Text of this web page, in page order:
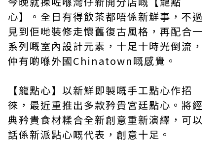
心】。全日有得飲茶都唔係新鮮事，不過
見到佢哋裝修走懷舊復古風格，再配合一
系列嘅室內設計元素，十足十時光倒流，
仲有啲喺外國Chinatown嘅感覺。
【龍點心】以新鮮即製嘅手工點心作招
徠，最近重推出多款矜貴宮廷點心。將經
典矜貴食材糅合全新創意重新演繹，可以
話係新派點心嘅代表，創意十足。